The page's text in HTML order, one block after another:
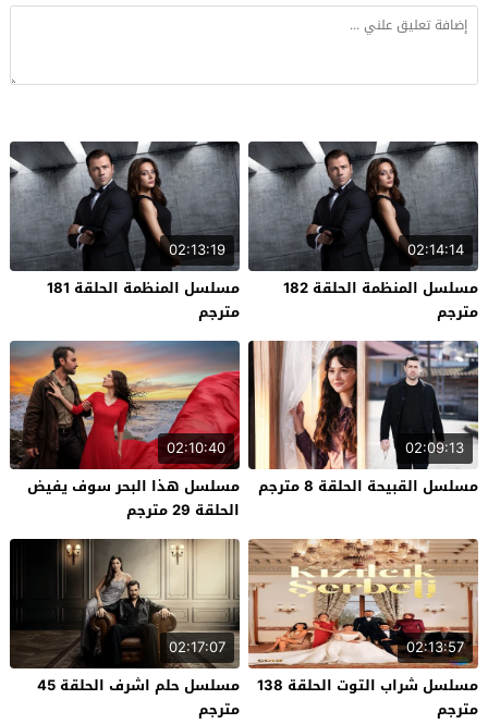
02:14:14
مسلسل المنظمة الحلقة 182
مترجم
02:13:19
مسلسل المنظمة الحلقة 181
مترجم
02:09:13
مسلسل القبيحة الحلقة 8 مترجم
02:10:40
مسلسل هذا البحر سوف يفيض
الحلقة 29 مترجم
02:13:57
مسلسل شراب التوت الحلقة 138
مترجم
02:17:07
مسلسل حلم اشرف الحلقة 45
مترجم